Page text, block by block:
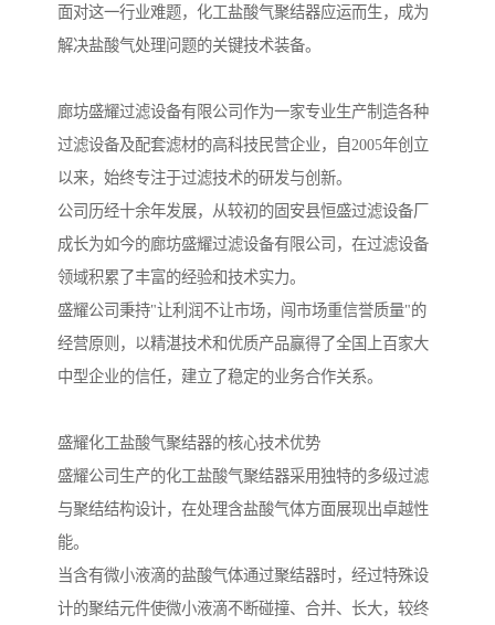
面对这一行业难题，化工盐酸气聚结器应运而生，成为
解决盐酸气处理问题的关键技术装备。
廊坊盛耀过滤设备有限公司作为一家专业生产制造各种
过滤设备及配套滤材的高科技民营企业，自2005年创立
以来，始终专注于过滤技术的研发与创新。
公司历经十余年发展，从较初的固安县恒盛过滤设备厂
成长为如今的廊坊盛耀过滤设备有限公司，在过滤设备
领域积累了丰富的经验和技术实力。
盛耀公司秉持"让利润不让市场，闯市场重信誉质量"的
经营原则，以精湛技术和优质产品赢得了全国上百家大
中型企业的信任，建立了稳定的业务合作关系。
盛耀化工盐酸气聚结器的核心技术优势
盛耀公司生产的化工盐酸气聚结器采用独特的多级过滤
与聚结结构设计，在处理含盐酸气体方面展现出卓越性
能。
当含有微小液滴的盐酸气体通过聚结器时，经过特殊设
计的聚结元件使微小液滴不断碰撞、合并、长大，较终